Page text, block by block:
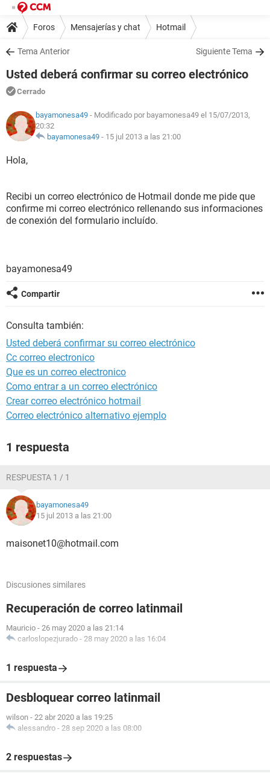
Foros Mensajerías y chat Hotmail
Tema Anterior Siguiente Tema
Usted deberá confirmar su correo electrónico
Cerrado
bayamonesa49 - Modificado por bayamonesa49 el 15/07/2013,
20:32
bayamonesa49 - 15 jul 2013 a las 21:00
Hola,
Recibi un correo electrónico de Hotmail donde me pide que
confirme mi correo electrónico rellenando sus informaciones
de conexión del formulario incluído.
bayamonesa49
Compartir
Consulta también:
Usted deberá confirmar su correo electrónico
Cc correo electronico
Que es un correo electronico
Como entrar a un correo electrónico
Crear correo electrónico hotmail
Correo electrónico alternativo ejemplo
1 respuesta
RESPUESTA 1 / 1
bayamonesa49
15 jul 2013 a las 21:00
maisonet10@hotmail.com
Discusiones similares
Recuperación de correo latinmail
Mauricio - 26 may 2020 a las 21:14
carloslopezjurado - 28 may 2020 a las 16:04
1 respuesta
Desbloquear correo latinmail
wilson - 22 abr 2020 a las 19:25
alessandro - 28 sep 2020 a las 08:00
2 respuestas